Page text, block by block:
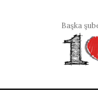
Başka